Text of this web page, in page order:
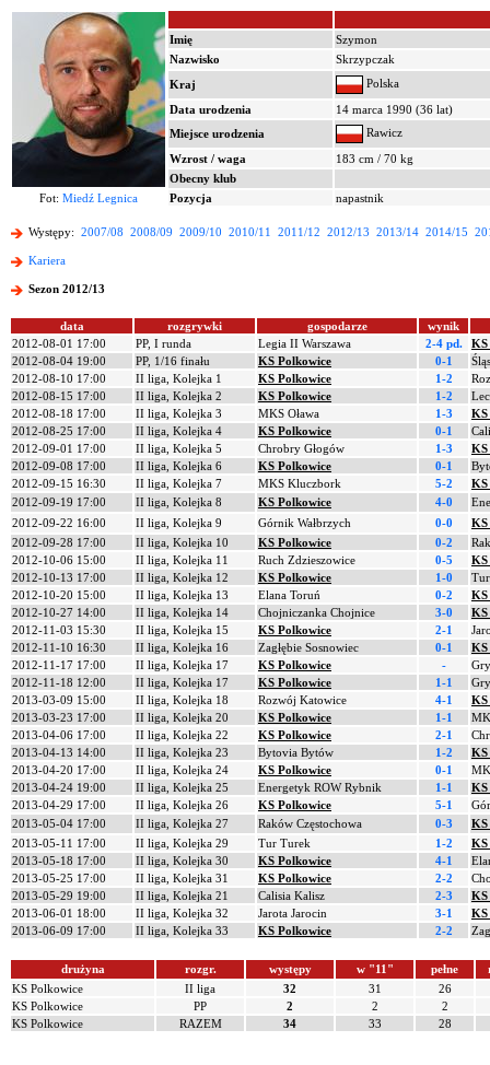
Imię
Szymon
Nazwisko
Skrzypczak
Kraj
Polska
Data urodzenia
14 marca 1990 (36 lat)
Miejsce urodzenia
Rawicz
Wzrost / waga
183 cm / 70 kg
Obecny klub
Fot: Miedź Legnica Pozycja napastnik
Występy: 2007/08 2008/09 2009/10 2010/11 2011/12 2012/13 2013/14 2014/15
Kariera
Sezon 2012/13
data rozgrywki gospodarze
wynik
2012-08-01 17:00
PP, I runda Legia II Warszawa 2-4 pd.
KS
2012-08-04 19:00
PP, 1/16 finału KS Polkowice 0-1
2012-08-10 17:00
II liga, Kolejka 1 KS Polkowice 1-2
2012-08-15 17:00
II liga, Kolejka 2 KS Polkowice 1-2
2012-08-18 17:00
II liga, Kolejka 3 MKS Oława 1-3
KS
2012-08-25 17:00
II liga, Kolejka 4 KS Polkowice 0-1
2012-09-01 17:00
II liga, Kolejka 5 Chrobry Głogów 1-3
KS
2012-09-08 17:00
II liga, Kolejka 6 KS Polkowice 0-1
2012-09-15 16:30
II liga, Kolejka 7 MKS Kluczbork 5-2
KS
2012-09-19 17:00
II liga, Kolejka 8 KS Polkowice 4-0
2012-09-22 16:00
II liga, Kolejka 9 Górnik Wałbrzych 0-0
KS
2012-09-28 17:00
II liga, Kolejka 10 KS Polkowice 0-2
2012-10-06 15:00
II liga, Kolejka 11 Ruch Zdzieszowice 0-5
KS
2012-10-13 17:00
II liga, Kolejka 12 KS Polkowice 1-0
2012-10-20 15:00
II liga, Kolejka 13 Elana Toruń 0-2
KS
2012-10-27 14:00
II liga, Kolejka 14 Chojniczanka Chojnice 3-0
KS
2012-11-03 15:30
II liga, Kolejka 15 KS Polkowice 2-1
2012-11-10 16:30
II liga, Kolejka 16 Zagłębie Sosnowiec 0-1
KS
2012-11-17 17:00
II liga, Kolejka 17 KS Polkowice -
2012-11-18 12:00
II liga, Kolejka 17 KS Polkowice 1-1
2013-03-09 15:00
II liga, Kolejka 18 Rozwój Katowice 4-1
KS
2013-03-23 17:00
II liga, Kolejka 20 KS Polkowice 1-1
2013-04-06 17:00
II liga, Kolejka 22 KS Polkowice 2-1
2013-04-13 14:00
II liga, Kolejka 23 Bytovia Bytów 1-2
KS
2013-04-20 17:00
II liga, Kolejka 24 KS Polkowice 0-1
2013-04-24 19:00
II liga, Kolejka 25 Energetyk ROW Rybnik 1-1
KS
2013-04-29 17:00
II liga, Kolejka 26 KS Polkowice 5-1
2013-05-04 17:00
II liga, Kolejka 27 Raków Częstochowa 0-3
KS
2013-05-11 17:00
II liga, Kolejka 29 Tur Turek 1-2
KS
2013-05-18 17:00
II liga, Kolejka 30 KS Polkowice 4-1
2013-05-25 17:00
II liga, Kolejka 31 KS Polkowice 2-2
2013-05-29 19:00
II liga, Kolejka 21 Calisia Kalisz 2-3
KS
2013-06-01 18:00
II liga, Kolejka 32 Jarota Jarocin 3-1
KS
2013-06-09 17:00
II liga, Kolejka 33 KS Polkowice 2-2
drużyna rozgr. występy w "11" pełne
KS Polkowice
II liga 32 31
26
KS Polkowice
PP 2 2
2
KS Polkowice
RAZEM 34 33 28